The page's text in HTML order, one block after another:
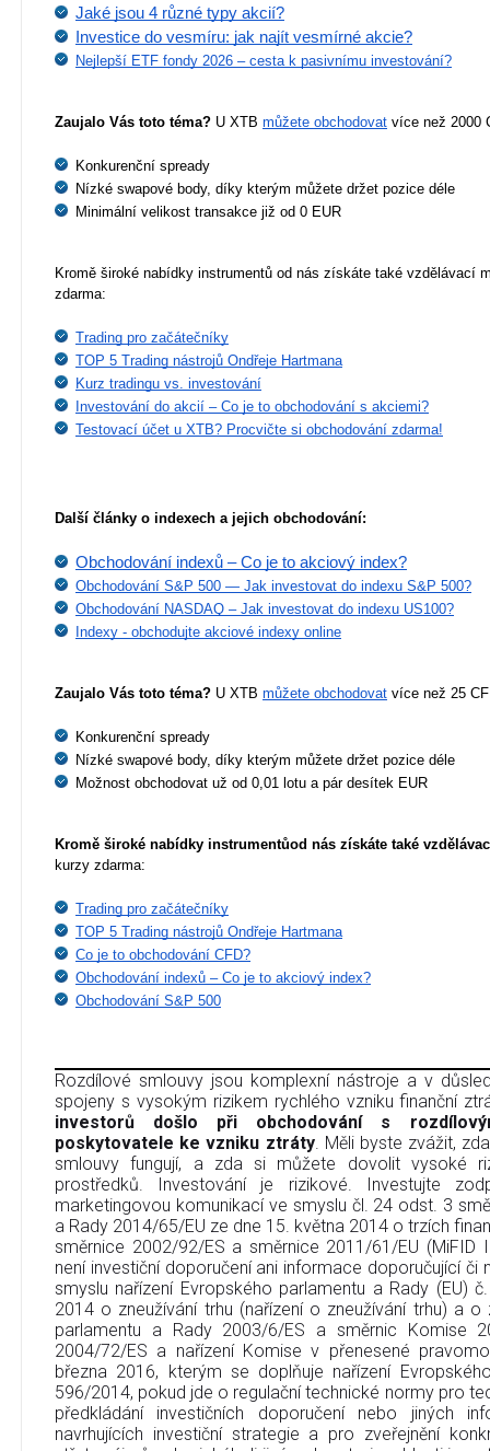
Jaké jsou 4 různé typy akcií?
Investice do vesmíru: jak najít vesmírné akcie?
Nejlepší ETF fondy 2026 – cesta k pasivnímu investování?
Zaujalo Vás toto téma? U XTB můžete obchodovat více než 2000
Konkurenční spready
Nízké swapové body, díky kterým můžete držet pozice déle
Minimální velikost transakce již od 0 EUR
Kromě široké nabídky instrumentů od nás získáte také vzdělávací
zdarma:
Trading pro začátečníky
TOP 5 Trading nástrojů Ondřeje Hartmana
Kurz tradingu vs. investování
Investování do akcií – Co je to obchodování s akciemi?
Testovací účet u XTB? Procvičte si obchodování zdarma!
Další články o indexech a jejich obchodování:
Obchodování indexů – Co je to akciový index?
Obchodování S&P 500 — Jak investovat do indexu S&P 500?
Obchodování NASDAQ – Jak investovat do indexu US100?
Indexy - obchodujte akciové indexy online
Zaujalo Vás toto téma? U XTB můžete obchodovat více než 25
Konkurenční spready
Nízké swapové body, díky kterým můžete držet pozice déle
Možnost obchodovat už od 0,01 lotu a pár desítek EUR
Kromě široké nabídky instrumentůod nás získáte také
kurzy zdarma:
Trading pro začátečníky
TOP 5 Trading nástrojů Ondřeje Hartmana
Co je to obchodování CFD?
Obchodování indexů – Co je to akciový index?
Obchodování S&P 500
Rozdílové smlouvy jsou komplexní nástroje a v
spojeny s vysokým rizikem rychlého vzniku finanční
investorů došlo při obchodování s
poskytovatele ke vzniku ztráty. Měli byste zvážit,
smlouvy fungují, a zda si můžete dovolit vysoké
prostředků. Investování je rizikové. Investujte
marketingovou komunikací ve smyslu čl. 24 odst. 3
a Rady 2014/65/EU ze dne 15. května 2014 o trzích
směrnice 2002/92/ES a směrnice 2011/61/EU (MiFID
není investiční doporučení ani informace doporučující či
smyslu nařízení Evropského parlamentu a Rady (EU)
2014 o zneužívání trhu (nařízení o zneužívání trhu) a o
parlamentu a Rady 2003/6/ES a směrnic Komise
2004/72/ES a nařízení Komise v přenesené
března 2016, kterým se doplňuje nařízení
596/2014, pokud jde o regulační technické normy pro
předkládání investičních doporučení nebo jiných
navrhujících investiční strategie a pro zveřejnění